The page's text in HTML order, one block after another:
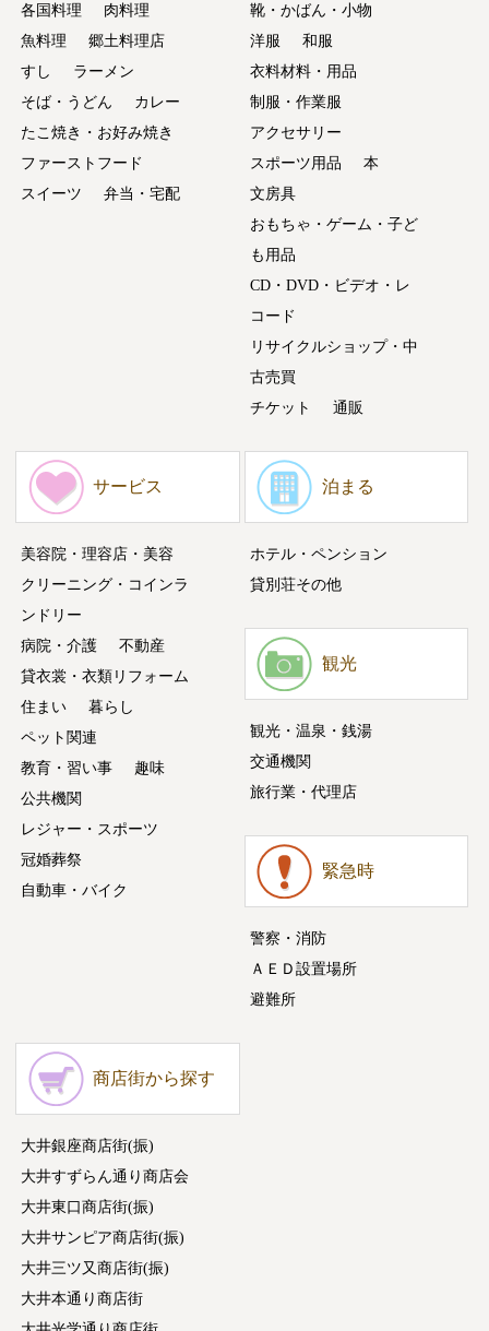
各国料理
肉料理
魚料理
郷土料理店
すし
ラーメン
そば・うどん
カレー
たこ焼き・お好み焼き
ファーストフード
スイーツ
弁当・宅配
靴・かばん・小物
洋服
和服
衣料材料・用品
制服・作業服
アクセサリー
スポーツ用品
本
文房具
おもちゃ・ゲーム・子ど
も用品
CD・DVD・ビデオ・レ
コード
リサイクルショップ・中
古売買
チケット
通販
サービス
美容院・理容店・美容
クリーニング・コインラ
ンドリー
病院・介護
不動産
貸衣裳・衣類リフォーム
住まい
暮らし
ペット関連
教育・習い事
趣味
公共機関
レジャー・スポーツ
冠婚葬祭
自動車・バイク
泊まる
ホテル・ペンション
貸別荘その他
観光
観光・温泉・銭湯
交通機関
旅行業・代理店
緊急時
警察・消防
ＡＥＤ設置場所
避難所
商店街から探す
大井銀座商店街(振)
大井すずらん通り商店会
大井東口商店街(振)
大井サンピア商店街(振)
大井三ツ又商店街(振)
大井本通り商店街